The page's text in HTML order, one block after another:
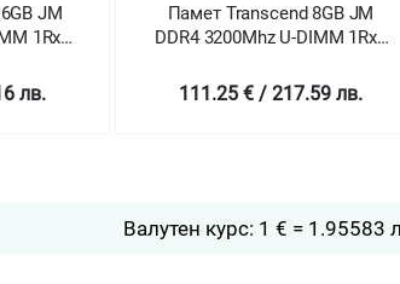
JM
1Rx8
лв.
Памет Transcend 8GB JM
DDR4 3200Mhz U-DIMM 1Rx8
111.25 € / 217.59 лв.
Валутен курс: 1 € = 1.95583